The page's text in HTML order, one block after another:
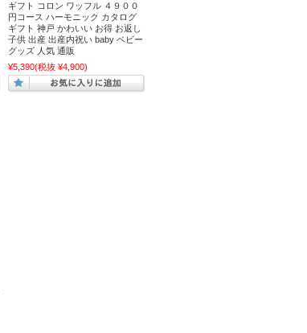
ギフト コロン ワッフル ４９００
円コース ハーモニック カタログ
ギフト 神戸 かわいい お得 お返し
子供 出産 出産内祝い baby ベビー
グッズ 人気 通販
¥5,390(税抜 ¥4,900)